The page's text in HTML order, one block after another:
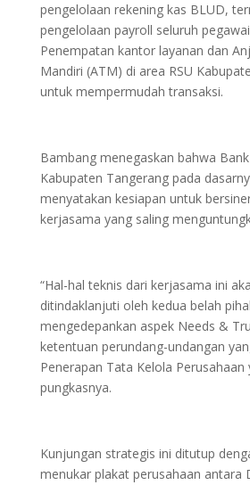
pengelolaan rekening kas BLUD,
pengelolaan payroll seluruh
Penempatan kantor layanan dan
Mandiri (ATM) di area RSU
untuk mempermudah transaksi.
Bambang menegaskan bahwa
Kabupaten Tangerang pada
menyatakan kesiapan untuk
kerjasama yang saling
“Hal-hal teknis dari kerjasama ini
ditindaklanjuti oleh kedua belah
mengedepankan aspek Needs &
ketentuan perundang-undangan
Penerapan Tata Kelola Perusahaan
pungkasnya.
Kunjungan strategis ini ditutup
menukar plakat perusahaan antara